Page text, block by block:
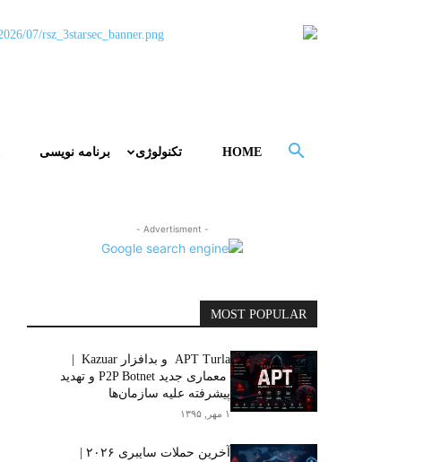
برنامه نویسی تکنولوژی HOME
- Advertisment -
MOST POPULAR
معماری جدید P2P Botnet و تهدید
پیشرفته علیه سازمان‌ها
۱ مهر, ۱۳۹۵